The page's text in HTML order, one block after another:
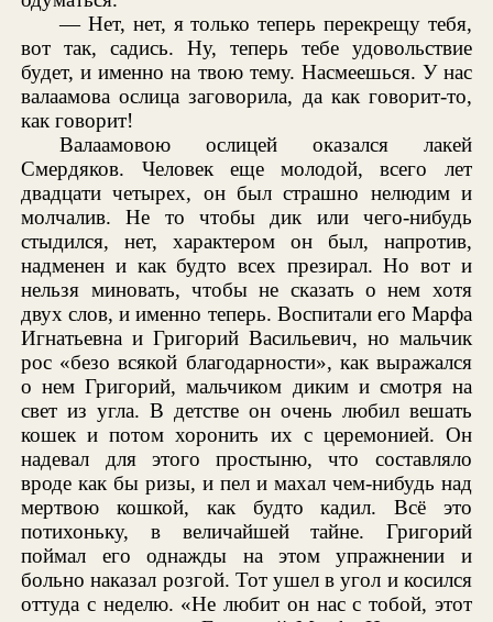
— Нет, нет, я только теперь перекрещу тебя,
вот так, садись. Ну, теперь тебе удовольствие
будет, и именно на твою тему. Насмеешься. У нас
валаамова ослица заговорила, да как говорит-то,
как говорит!
Валаамовою ослицей оказался лакей
Смердяков. Человек еще молодой, всего лет
двадцати четырех, он был страшно нелюдим и
молчалив. Не то чтобы дик или чего-нибудь
стыдился, нет, характером он был, напротив,
надменен и как будто всех презирал. Но вот и
нельзя миновать, чтобы не сказать о нем хотя
двух слов, и именно теперь. Воспитали его Марфа
Игнатьевна и Григорий Васильевич, но мальчик
рос «безо всякой благодарности», как выражался
о нем Григорий, мальчиком диким и смотря на
свет из угла. В детстве он очень любил вешать
кошек и потом хоронить их с церемонией. Он
надевал для этого простыню, что составляло
вроде как бы ризы, и пел и махал чем-нибудь над
мертвою кошкой, как будто кадил. Всё это
потихоньку, в величайшей тайне. Григорий
поймал его однажды на этом упражнении и
больно наказал розгой. Тот ушел в угол и косился
оттуда с неделю. «Не любит он нас с тобой, этот